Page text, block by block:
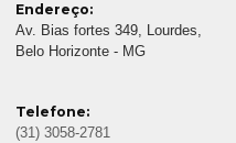
Endereço:
Av. Bias fortes 349, Lourdes,
Belo Horizonte - MG
Telefone:
(31) 3058-2781